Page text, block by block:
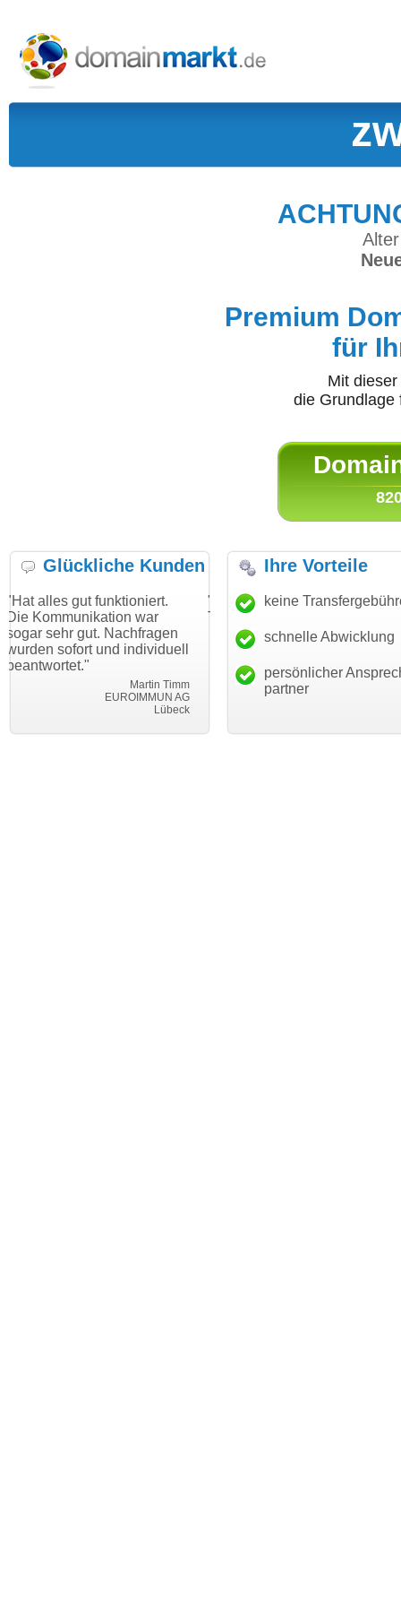
Premium
für
Mit
die
Glückliche Kunden
war
individuell
"Danke für den schnellen
Transfer und guten Service!"
Thomas Schäfer
i can eckert communication GmbH
"Ich bin
haben. Die
mein Business
Ihre Vorteile
keine
schnelle Abwicklung
persönlicher
partner